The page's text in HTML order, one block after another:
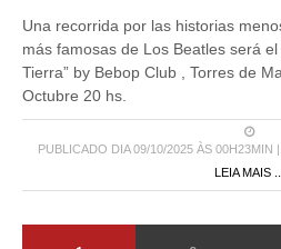
Una recorrida por las historias
más famosas de Los Beatles será
Tierra” by Bebop Club , Torres de
Octubre 20 hs.
PUBLICADO DIA 09/10/2025 ÀS 00H23MIN
LEIA MAIS ...